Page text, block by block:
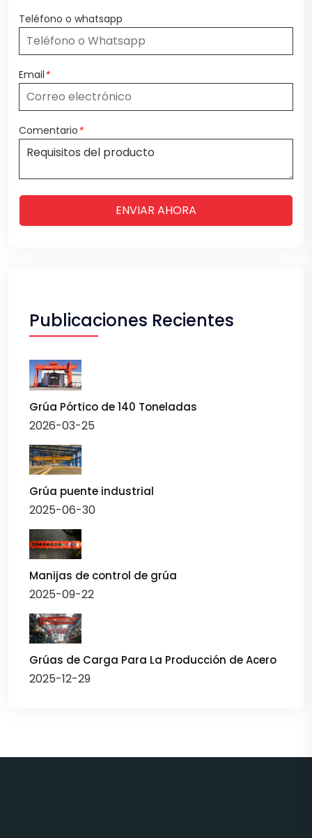
Teléfono o whatsapp
Email*
Comentario*
ENVIAR AHORA
Publicaciones Recientes
Grúa Pórtico de 140 Toneladas
2026-03-25
Grúa puente industrial
2025-06-30
Manijas de control de grúa
2025-09-22
Grúas de Carga Para La Producción de Acero
2025-12-29